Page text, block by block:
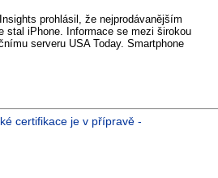
prohlásil, že nejprodávanějším
stal iPhone. Informace se mezi širokou
serveru USA Today. Smartphone
certifikace je v přípravě -